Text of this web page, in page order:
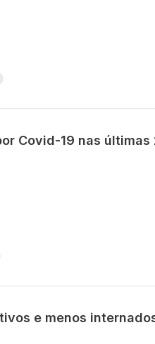
Covid-19 nas últimas
e menos